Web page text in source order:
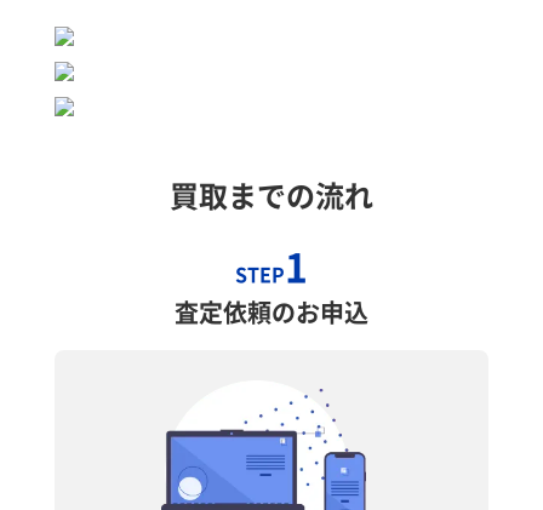
買取までの流れ
STEP1
査定依頼のお申込